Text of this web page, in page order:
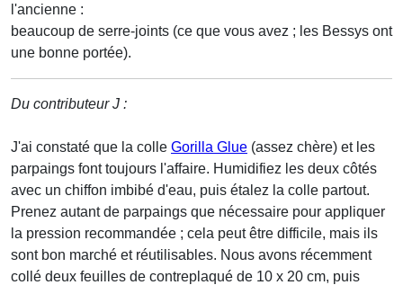
l'ancienne :
beaucoup de serre-joints (ce que vous avez ; les Bessys ont
une bonne portée).
Du contributeur J :
J'ai constaté que la colle Gorilla Glue (assez chère) et les
parpaings font toujours l'affaire. Humidifiez les deux côtés
avec un chiffon imbibé d'eau, puis étalez la colle partout.
Prenez autant de parpaings que nécessaire pour appliquer
la pression recommandée ; cela peut être difficile, mais ils
sont bon marché et réutilisables. Nous avons récemment
collé deux feuilles de contreplaqué de 10 x 20 cm, puis